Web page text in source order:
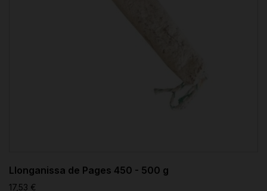
Llonganissa de Pages 450 - 500 g
17,53 €